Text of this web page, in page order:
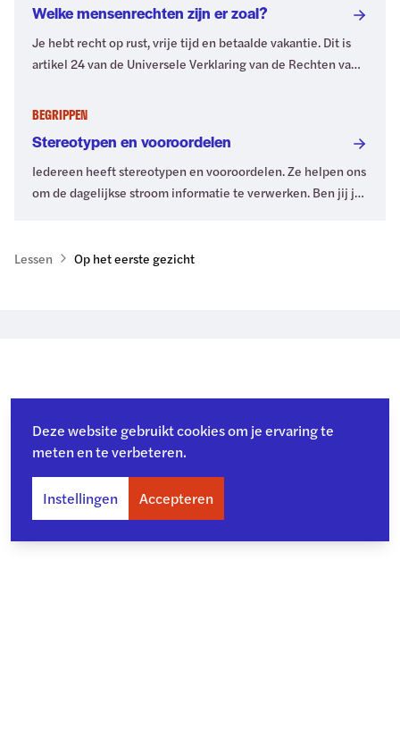
Welke mensenrechten zijn er zoal?
Je hebt recht op rust, vrije tijd en betaalde vakantie. Dit is
artikel 24 van de Universele Verklaring van de Rechten van
Bekijk de volledige lijst.
Stereotypen en vooroordelen
BEGRIPPEN
Iedereen heeft stereotypen en vooroordelen. Ze helpen ons
om de dagelijkse stroom informatie te verwerken. Ben jij je
Lessen
Op het eerste gezicht
Deze website gebruikt cookies om je ervaring te
meten en te verbeteren.
Instellingen Accepteren